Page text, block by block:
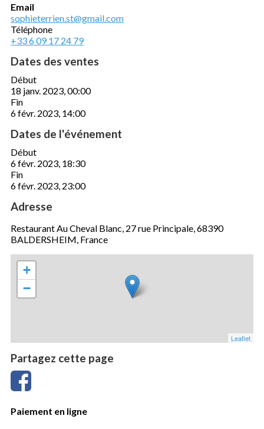
Email
sophieterrien.st@gmail.com
Téléphone
+33 6 09 17 24 79
Dates des ventes
Début
18 janv. 2023, 00:00
Fin
6 févr. 2023, 14:00
Dates de l'événement
Début
6 févr. 2023, 18:30
Fin
6 févr. 2023, 23:00
Adresse
Restaurant Au Cheval Blanc, 27 rue Principale, 68390
BALDERSHEIM, France
+
−
Leaflet
Partagez cette page
Paiement en ligne